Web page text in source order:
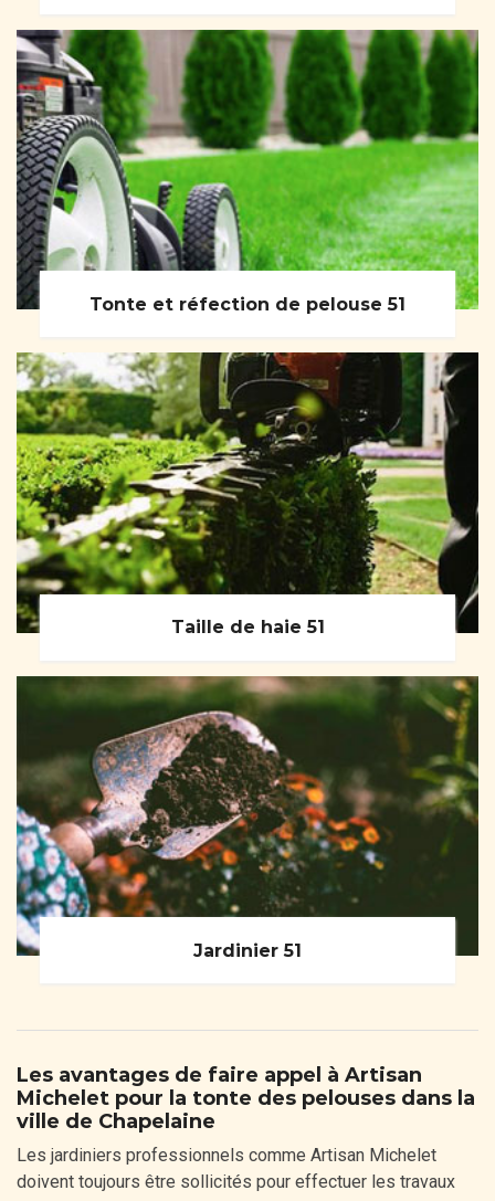
Tonte et réfection de pelouse 51
Taille de haie 51
Jardinier 51
Les avantages de faire appel à Artisan
Michelet pour la tonte des pelouses dans la
ville de Chapelaine
Les jardiniers professionnels comme Artisan Michelet
doivent toujours être sollicités pour effectuer les travaux